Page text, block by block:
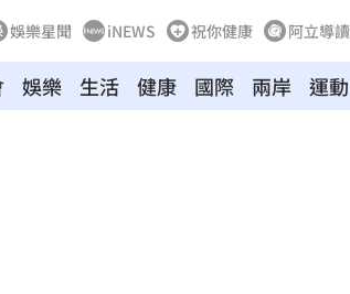
娛樂星聞 iNEWS 祝你健康 阿立導讀
娛樂 生活 健康 國際 兩岸 運動